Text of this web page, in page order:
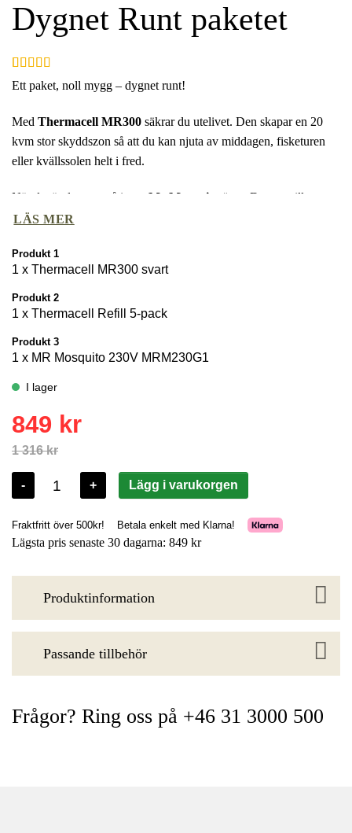
Dygnet Runt paketet
Betygsatt
4.8av 5
5
kundrecensioner
Ett paket, noll mygg – dygnet runt!
Med Thermacell MR300 säkrar du utelivet. Den skapar en 20
kvm stor skyddszon så att du kan njuta av middagen, fisketuren
eller kvällssolen helt i fred.
När det är dags att gå in tar Mr Mosquito
över. Den ser till att
sovrummet, husvagnen eller uterummet förblir en myggfri zon.
av flygande vampyrer-.
Inget kliande, inget surr. Bara en riktigt skön sommar!
LÄS MER
Lägsta pris senaste 30 dagarna: 849 kr
Produktinformation
Passande tillbehör
Frågor? Ring oss på +46 31 3000 500